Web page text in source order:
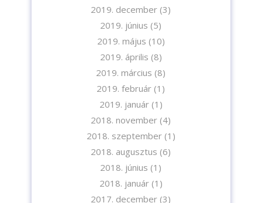
2019. december (3)
2019. június (5)
2019. május (10)
2019. április (8)
2019. március (8)
2019. február (1)
2019. január(1)
2018. november (4)
2018. szeptember(1)
2018. augusztus (6)
2018. június (1)
2018. január(1)
2017. december (3)